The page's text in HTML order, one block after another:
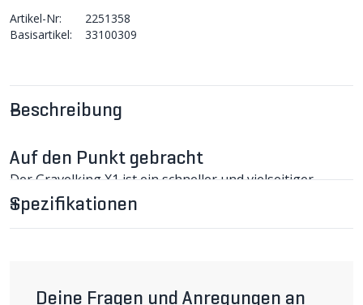
Beschreibung
Auf den Punkt gebracht
Der Gravelking X1 ist ein schneller und vielseitiger
Gravelreifen für lockere, steinige und wechselnde
Untergründe. Sein spezielles Profildesign kombiniert
geringen Rollwiderstand mit viel Kontrolle im Gelände.
GRAVELKING X1 Reifen im Detail
Spezifikationen
Deine Fragen und Anregungen an
Artikel-Nr:
2251358
Basisartikel:
33100309